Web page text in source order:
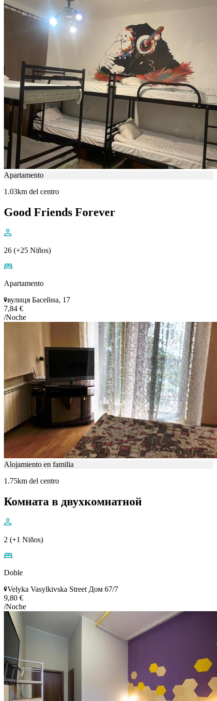
Apartamento
1.03km del centro
Good Friends Forever
26 (+25 Niños)
Apartamento
вулиця Басейна, 17
7,84 €
/Noche
Alojamiento en familia
1.75km del centro
Комната в двухкомнатной
2 (+1 Niños)
Doble
Velyka Vasylkivska Street Дом 67/7
9,80 €
/Noche